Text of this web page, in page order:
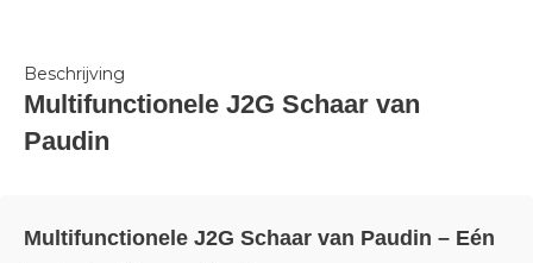
Beschrijving
Multifunctionele J2G Schaar van
Paudin
Multifunctionele J2G Schaar van Paudin – Eén